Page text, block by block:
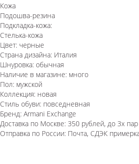
Кожа
Подошва-резина
Подкладка-кожа:
Стелька-кожа
Цвет: черные
Страна дизайна: Италия
Шнуровка: обычная
Наличие в магазине: много
Пол: мужской
Коллекция: новая
Стиль обуви: повседневная
Бренд: Armani Exchange
Доставка по Москве: 350 рублей, до 3х пар
Отправка по России: Почта, СДЭК